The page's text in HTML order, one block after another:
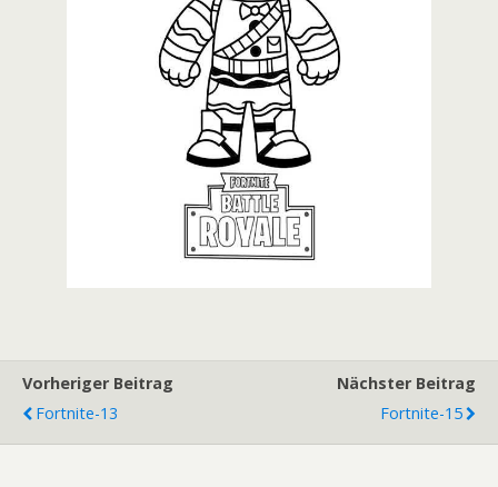
Vorheriger Beitrag
Fortnite-13
Nächster Beitrag
Fortnite-15